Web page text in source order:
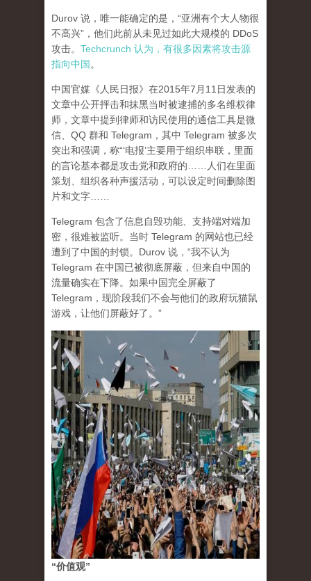
Durov 说，唯一能确定的是，“亚洲有个大人物很
不高兴”，他们此前从未见过如此大规模的 DDoS
攻击。 Techcrunch 认为，有很多因素将攻击源
指向中国 。
中国官媒《人民日报》在2015年7月11日发表的
文章中公开抨击和抹黑当时被逮捕的多名维权律
师，文章中提到律师和访民使用的通信工具是微
信、QQ 群和 Telegram，其中 Telegram 被多次
突出和强调，称“‘电报’主要用于组织串联，里面
的言论基本都是攻击党和政府的……人们在里面
策划、组织各种声援活动，可以设定时间删除图
片和文字……
Telegram 包含了信息自毁功能、支持端对端加
密，很难被监听。当时 Telegram 的网站也已经
遭到了中国的封锁。Durov 说，“我不认为
Telegram 在中国已被彻底屏蔽，但来自中国的
流量确实在下降。如果中国完全屏蔽了
Telegram，现阶段我们不会与他们的政府玩猫鼠
游戏，让他们屏蔽好了。”
“价值观”